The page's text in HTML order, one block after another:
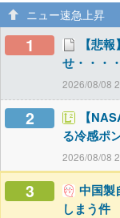
ニュー速急上昇
1
【悲
せ・・・・
2026/08/08
2
【
る冷感ポ
2026/08/08
3
中国製
しまう件